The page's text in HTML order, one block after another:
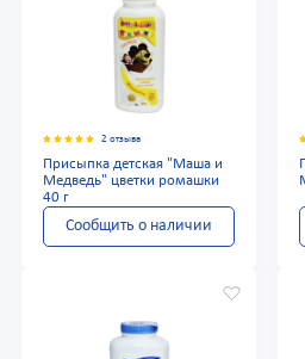
2 отзыва
Присыпка детская "Маша и
Медведь" цветки ромашки
40 г
Сообщить о наличии